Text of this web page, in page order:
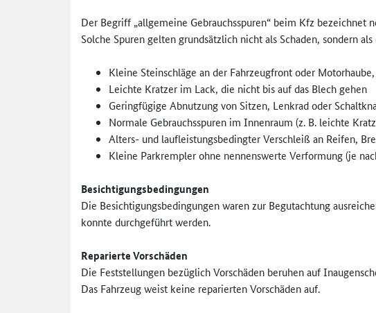
Der Begriff „allgemeine Gebrauchsspuren“ beim Kfz
Solche Spuren gelten grundsätzlich nicht als Schaden, sondern
Kleine Steinschläge an der Fahrzeugfront oder
Leichte Kratzer im Lack, die nicht bis auf das Blech gehen
Geringfügige Abnutzung von Sitzen, Lenkrad oder
Normale Gebrauchsspuren im Innenraum (z. B. leichte
Alters- und laufleistungsbedingter Verschleiß an Reifen,
Kleine Parkrempler ohne nennenswerte Verformung (je
Besichtigungsbedingungen
Die Besichtigungsbedingungen waren zur Begutachtung
konnte durchgeführt werden.
Reparierte Vorschäden
Die Feststellungen bezüglich Vorschäden beruhen auf
Das Fahrzeug weist keine reparierten Vorschäden auf.